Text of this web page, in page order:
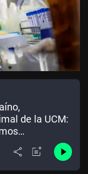
de la UCM:
siquiera
transmitir la